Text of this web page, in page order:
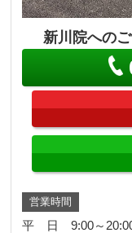
新川院への
営業時間
平 日 9:00～